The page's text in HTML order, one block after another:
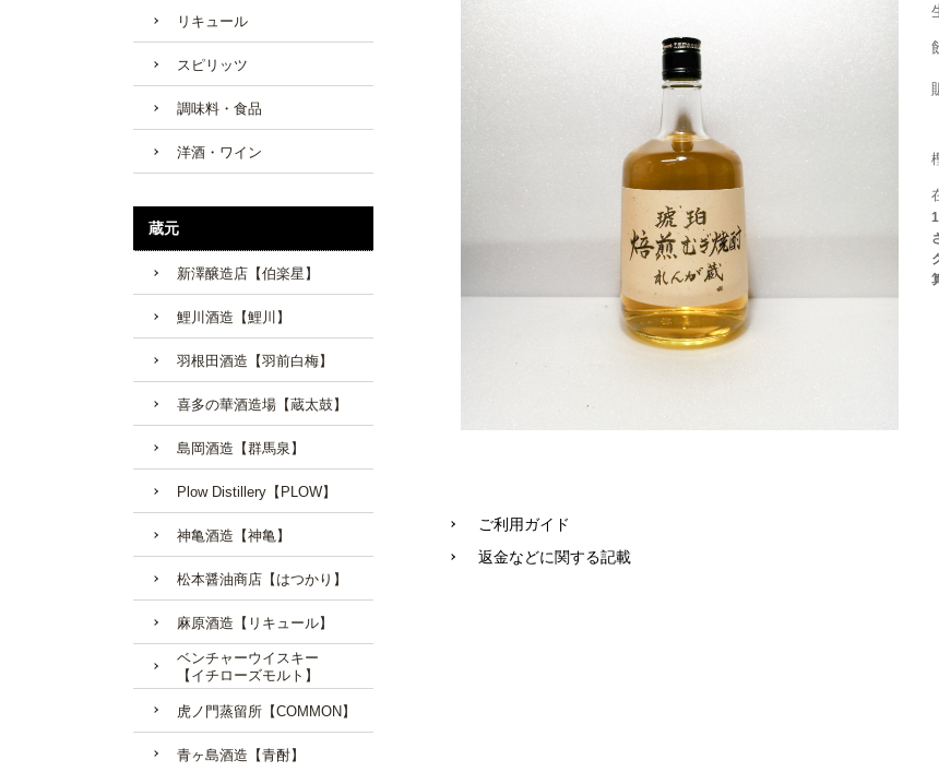
ご利用ガイド
返金などに関する記載
リキュール
スピリッツ
調味料・食品
洋酒・ワイン
蔵元
新澤醸造店【伯楽星】
鯉川酒造【鯉川】
羽根田酒造【羽前白梅】
喜多の華酒造場【蔵太鼓】
島岡酒造【群馬泉】
Plow Distillery【PLOW】
神亀酒造【神亀】
松本醤油商店【はつかり】
麻原酒造【リキュール】
ベンチャーウイスキー
【イチローズモルト】
虎ノ門蒸留所【COMMON】
青ヶ島酒造【青酎】